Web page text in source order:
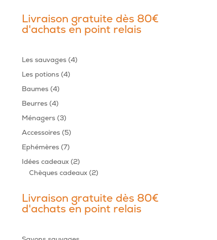
Livraison gratuite dès 80€
d'achats en point relais
Les sauvages 44
Les potions 44
Baumes 44
produits
Beurres 44
produits
Ménagers 33
produits
Accessoires 55
produits
Ephémères 77
produits
Idées cadeaux 22
produits
Chèques cadeaux 22
Livraison gratuite dès 80€
d'achats en point relais